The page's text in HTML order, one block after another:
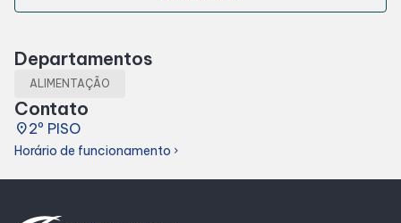
Lojas e Restaurantes
Lojas
Departamentos
ALIMENTAÇÃO
Contato
place2º PISO
Horário de funcionamento chevron_right